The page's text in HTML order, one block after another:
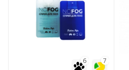
7
6